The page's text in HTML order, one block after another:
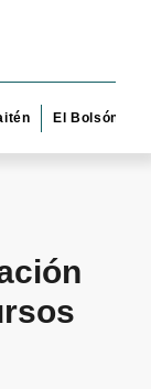
El Bolsón Esquel